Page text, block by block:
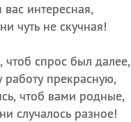
интересная,
чуть не скучная!
спрос был далее,
работу прекрасную,
чтоб вами родные,
случалось разное!